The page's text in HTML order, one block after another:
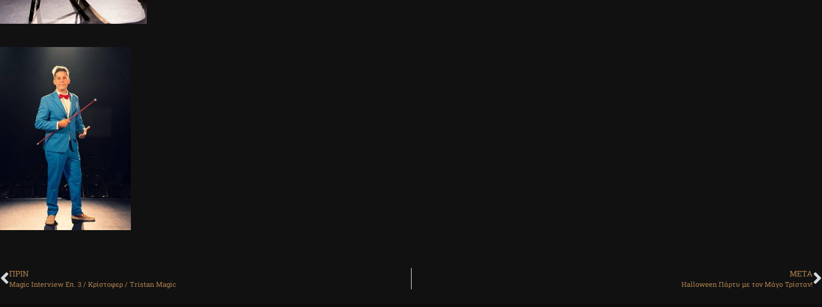
ΠΡΙΝ
Magic Interview Επ. 3 / Κρίστοφερ / Tristan Magic
ΜΕΤΑ
Halloween Πάρτυ με τον Μάγο Τρίσταν!